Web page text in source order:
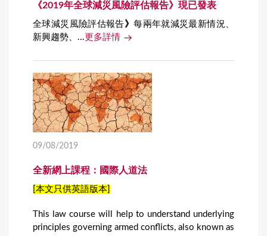
《2019年全球減災風險評估報告》現已發表
全球減災風險評估報告》每兩年就減災最新情況、
新興趨勢、... 更多詳情
09/08/2019
全新網上課程：國際人道法
[本文只供英語版本]
This law course will help to understand underlying
principles governing armed conflicts, also known as